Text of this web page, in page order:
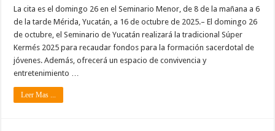
La cita es el domingo 26 en el Seminario Menor, de 8 de la mañana a 6
de la tarde Mérida, Yucatán, a 16 de octubre de 2025.– El domingo 26
de octubre, el Seminario de Yucatán realizará la tradicional Súper
Kermés 2025 para recaudar fondos para la formación sacerdotal de
jóvenes. Además, ofrecerá un espacio de convivencia y
entretenimiento …
Leer Mas ...